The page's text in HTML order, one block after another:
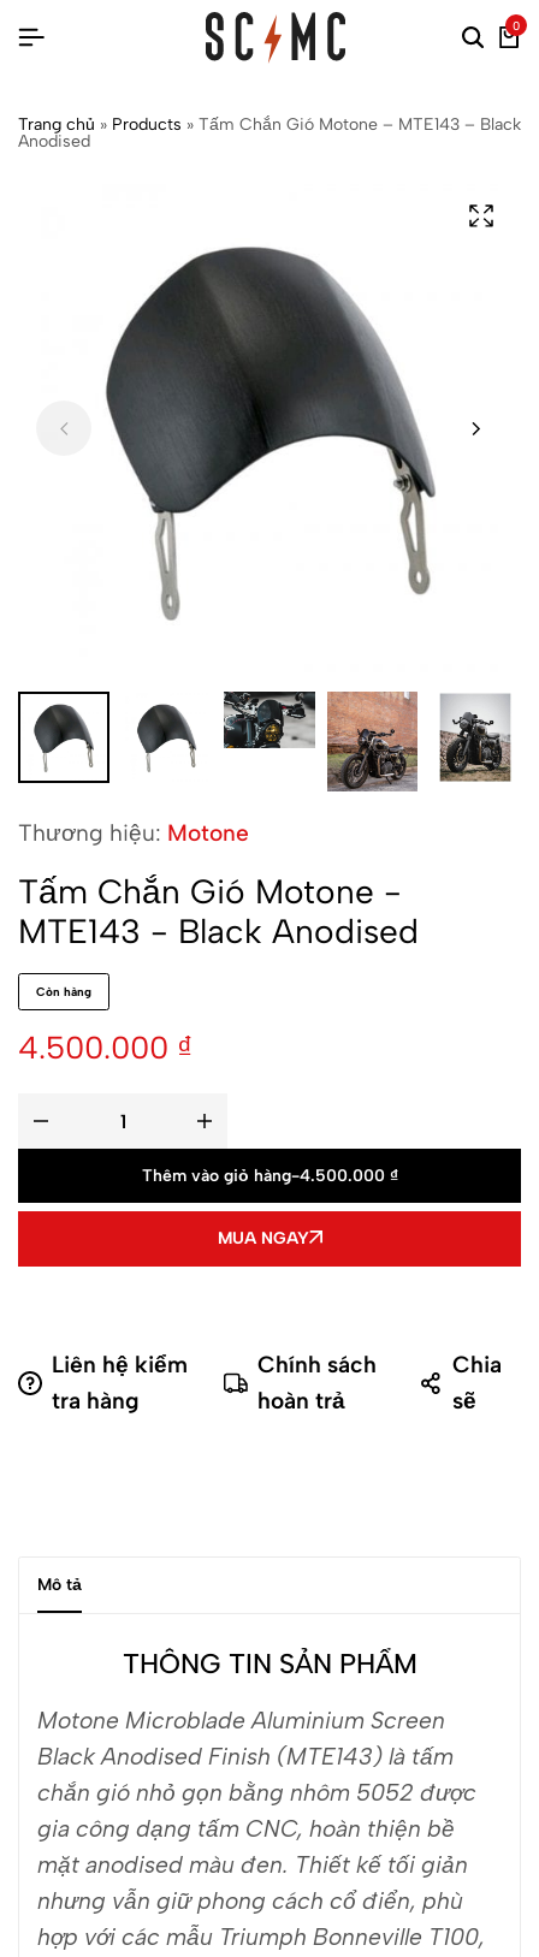
0
Trang chủ » Products » Tấm Chắn Gió Motone – MTE143 – Black
Anodised
Thương hiệu: Motone
Tấm Chắn Gió Motone -
MTE143 - Black Anodised
Còn hàng
4.500.000 ₫
Thêm vào giỏ hàng-4.500.000 ₫
MUA NGAY
Liên hệ kiểm
tra hàng
Chính sách
hoàn trả
Chia
sẽ
Mô tả
THÔNG TIN SẢN PHẨM
Motone Microblade Aluminium Screen
Black Anodised Finish (MTE143) là tấm
chắn gió nhỏ gọn bằng nhôm 5052 được
gia công dạng tấm CNC, hoàn thiện bề
mặt anodised màu đen. Thiết kế tối giản
nhưng vẫn giữ phong cách cổ điển, phù
hợp với các mẫu Triumph Bonneville T100,